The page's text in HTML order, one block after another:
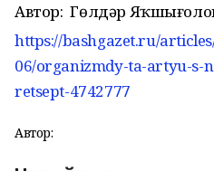
Автор: Гөлдәр
https://bashgazet.ru/
06/organizmdy-ta-artyu-s-
retsept-4742777
Автор: